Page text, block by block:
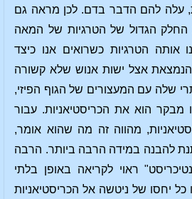
עלה להם הדבר בדם. לכן מראה גם
החלק הגדול של הטרגיות של המאה
לנו אותה הטרגיות כשרואים אנו כיצד
אצל ישות אנוש שלא קשורה
שלה עם המעצורים של הגוף הפיזי,
מבקר הוא את הכריסטיאניות. עבור
מהווה זה מה שהוא אומר,
להבנה במידה הרבה ביותר. הרבה
ראוי לקריאה באופן בלתי
כל יחסו של ניטשה אל הכריסטיאניות